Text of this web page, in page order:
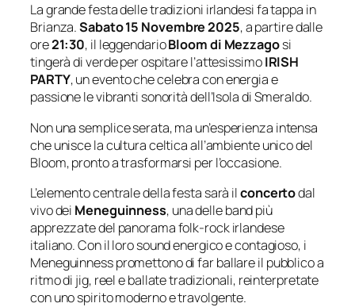
La grande festa delle tradizioni irlandesi fa tappa in
Brianza.Sabato 15 Novembre 2025, a partire dalle
ore21:30, il leggendarioBloom di Mezzagosi
tingerà di verde per ospitare l’attesissimoIRISH
PARTY, un evento che celebra con energia e
passione le vibranti sonorità dell’Isola di Smeraldo.
Non una semplice serata, ma un’esperienza intensa
che unisce la cultura celtica all’ambiente unico del
Bloom, pronto a trasformarsi per l’occasione.
L’elemento centrale della festa sarà ilconcertodal
vivo dei Meneguinness, una delle band più
apprezzate del panorama folk-rock irlandese
italiano. Con il loro sound energico e contagioso, i
Meneguinness promettono di far ballare il pubblico a
ritmo di jig, reel e ballate tradizionali, reinterpretate
con uno spirito moderno e travolgente.